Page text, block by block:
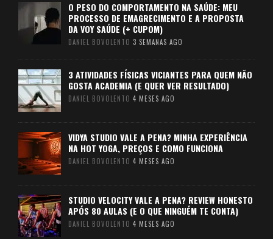
O PESO DO COMPORTAMENTO NA SAÚDE: MEU
PROCESSO DE EMAGRECIMENTO E A PROPOSTA
DA VOY SAÚDE (+ CUPOM)
DANIEL BOVOLENTO 3 SEMANAS AGO
3 ATIVIDADES FÍSICAS VICIANTES PARA QUEM NÃO
GOSTA ACADEMIA (E QUER VER RESULTADO)
DANIEL BOVOLENTO 4 MESES AGO
VIDYA STUDIO VALE A PENA? MINHA EXPERIÊNCIA
NA HOT YOGA, PREÇOS E COMO FUNCIONA
DANIEL BOVOLENTO 4 MESES AGO
STUDIO VELOCITY VALE A PENA? REVIEW HONESTO
APÓS 80 AULAS (E O QUE NINGUÉM TE CONTA)
DANIEL BOVOLENTO 4 MESES AGO